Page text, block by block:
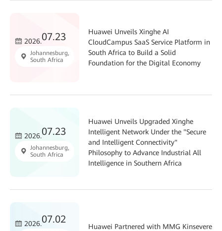
2026.07.23
Johannesburg,
South Africa
Huawei Unveils Xinghe AI
CloudCampus SaaS Service Platform in
South Africa to Build a Solid
Foundation for the Digital Economy
2026.07.23
Johannesburg,
South Africa
Huawei Unveils Upgraded Xinghe
Intelligent Network Under the "Secure
and Intelligent Connectivity"
Philosophy to Advance Industrial All
Intelligence in Southern Africa
2026.07.02
Huawei Partnered with MMG Kinsevere